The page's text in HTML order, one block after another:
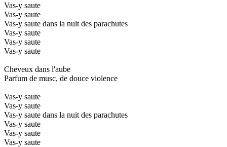
Vas-y saute
Vas-y saute
Vas-y saute dans la nuit des parachutes
Vas-y saute
Vas-y saute
Vas-y saute
Cheveux dans l'aube
Parfum de musc, de douce violence
Vas-y saute
Vas-y saute
Vas-y saute dans la nuit des parachutes
Vas-y saute
Vas-y saute
Vas-y saute